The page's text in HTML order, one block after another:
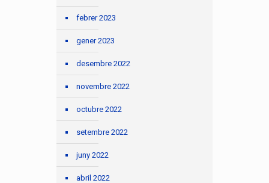
febrer 2023
gener 2023
desembre 2022
novembre 2022
octubre 2022
setembre 2022
juny 2022
abril 2022